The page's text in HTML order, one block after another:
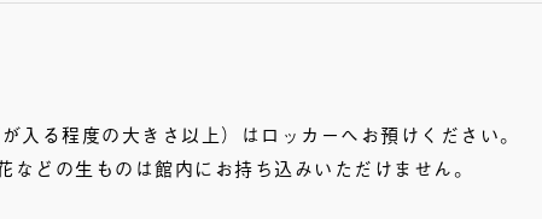
入る程度の大きさ以上）はロッカーへお預けください。
どの生ものは館内にお持ち込みいただけません。